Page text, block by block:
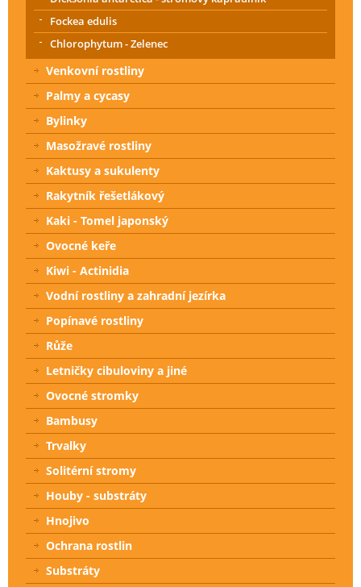
Fockea edulis
Chlorophytum - Zelenec
Venkovní rostliny
Palmy a cycasy
Bylinky
Masožravé rostliny
Kaktusy a sukulenty
Rakytník řešetlákový
Kaki - Tomel japonský
Ovocné keře
Kiwi - Actinidia
Vodní rostliny a zahradní jezírka
Popínavé rostliny
Růže
Letničky cibuloviny a jiné
Ovocné stromky
Bambusy
Trvalky
Solitérní stromy
Houby - substráty
Hnojivo
Ochrana rostlin
Substráty